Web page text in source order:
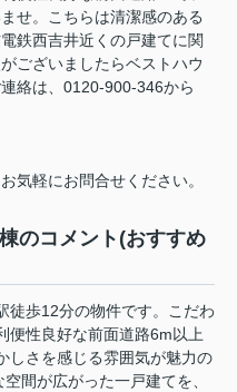
せ。こちらは清潔感のある
鉄西吉井近くの戸建てに関
ございましたらベストハウ
絡は、0120-900-346から
気軽にお問合せください。
のコメント(おすすめ
徒歩12分の物件です。こだわ
便性良好な前面道路6m以上
しさを感じる雰囲気が魅力の
間が広がった一戸建てを、